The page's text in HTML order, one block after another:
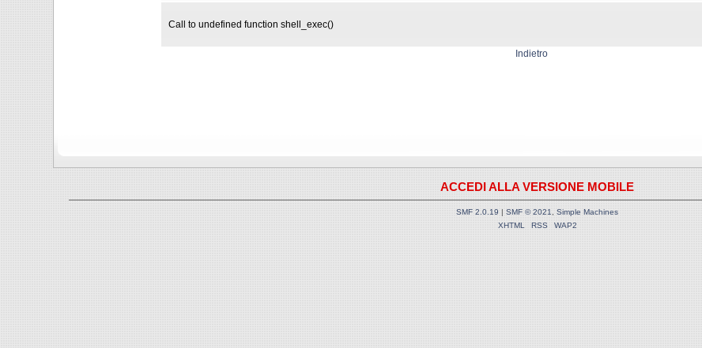
Call to undefined function shell_exec()
Indietro
ACCEDI ALLA VERSIONE MOBILE
SMF 2.0.19 | SMF © 2021
Simple Machines
XHTML
RSS WAP2